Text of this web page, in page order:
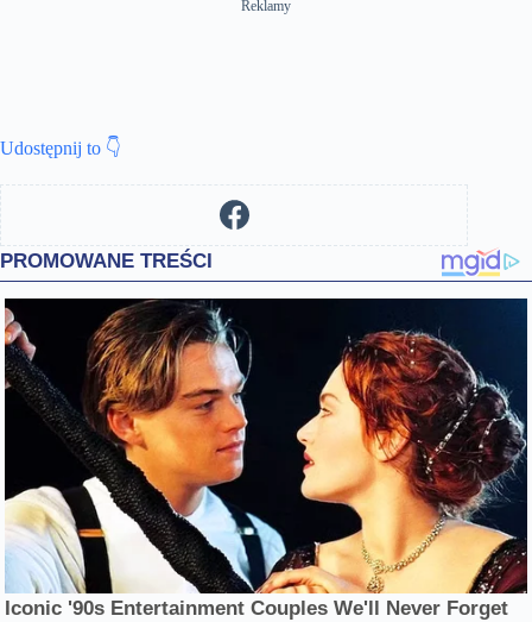
Reklamy
Udostępnij to 👇